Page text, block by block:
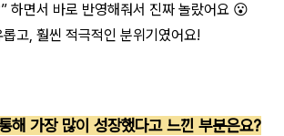
하면서 바로 반영해줘서 진짜 놀랐어요 😮
고, 훨씬 적극적인 분위기였어요!
해 가장 많이 성장했다고 느낀 부분은요?